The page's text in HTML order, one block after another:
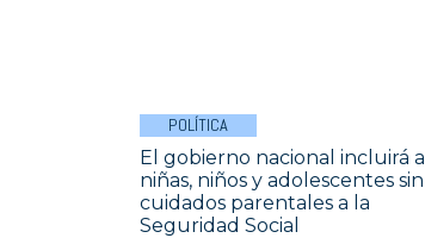
POLÍTICA
El gobierno nacional incluirá a
niñas, niños y adolescentes sin
cuidados parentales a la
Seguridad Social